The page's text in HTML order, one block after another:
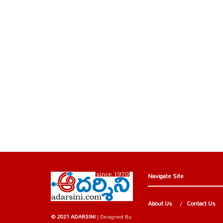
© 2021 ADARSINI| Designed By
Navigate Site
About Us Contact Us